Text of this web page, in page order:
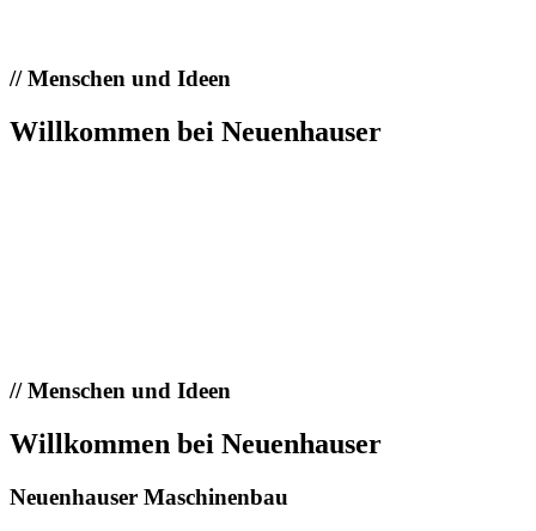
//Menschen und Ideen
Willkommen bei Neuenhauser
//Menschen und Ideen
Willkommen bei Neuenhauser
Neuenhauser Maschinenbau